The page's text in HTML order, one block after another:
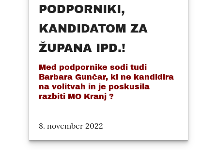
PODPORNIKI,
KANDIDATOM ZA
ŽUPANA IPD.!
Med podpornike sodi tudi
Barbara Gunčar, ki ne kandidira
na volitvah in je poskusila
razbiti MO Kranj ?
8. november 2022